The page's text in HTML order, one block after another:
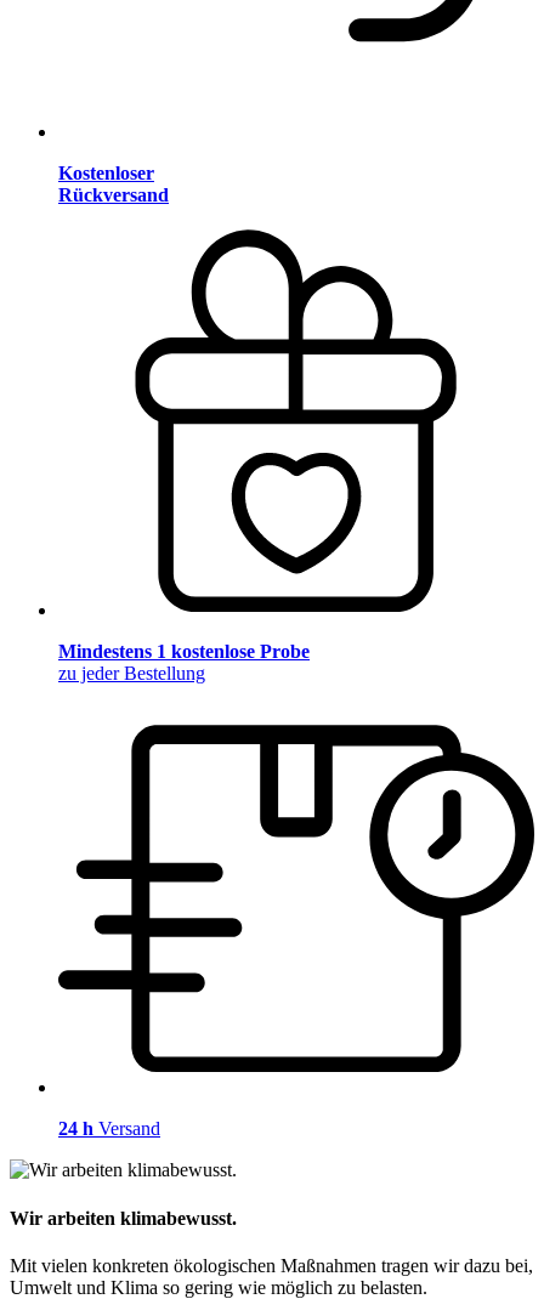
Kostenloser
Rückversand
Mindestens 1 kostenlose Probe
zu jeder Bestellung
24 h Versand
Wir arbeiten klimabewusst.
Mit vielen konkreten ökologischen Maßnahmen tragen wir dazu bei,
Umwelt und Klima so gering wie möglich zu belasten.